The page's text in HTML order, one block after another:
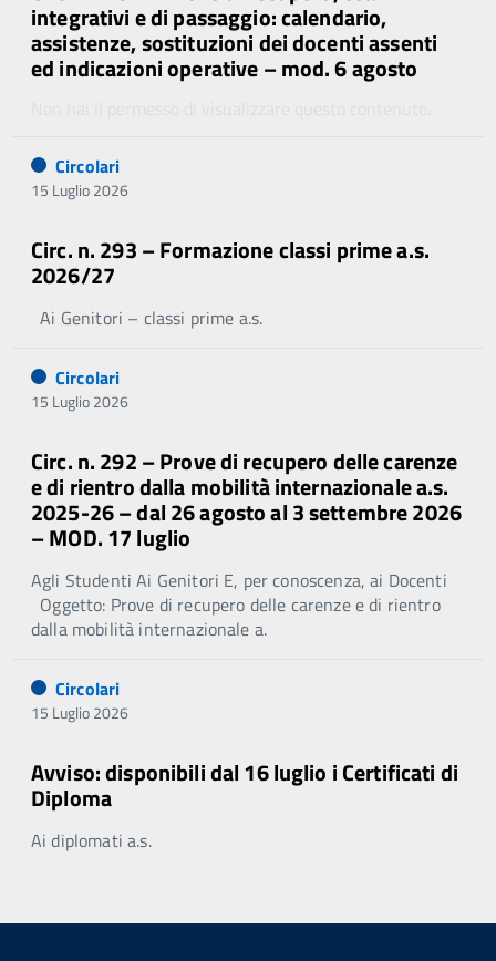
integrativi e di passaggio: calendario,
assistenze, sostituzioni dei docenti assenti
ed indicazioni operative – mod. 6 agosto
Circolari
15 Luglio 2026
Circ. n. 293 – Formazione classi prime a.s.
2026/27
Ai Genitori – classi prime a.s.
Circolari
15 Luglio 2026
Circ. n. 292 – Prove di recupero delle carenze
e di rientro dalla mobilità internazionale a.s.
2025-26 – dal 26 agosto al 3 settembre 2026
– MOD. 17 luglio
Agli Studenti Ai Genitori E, per conoscenza, ai Docenti
Oggetto: Prove di recupero delle carenze e di rientro
dalla mobilità internazionale a.
Circolari
15 Luglio 2026
Avviso: disponibili dal 16 luglio i Certificati di
Diploma
Ai diplomati a.s.